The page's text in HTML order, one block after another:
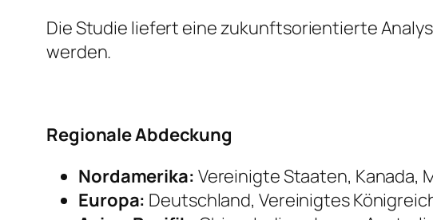
Die Studie liefert eine zukunftsorientierte
werden.
Regionale Abdeckung
Nordamerika: Vereinigte Staaten, Kanada,
Europa: Deutschland, Vereinigtes